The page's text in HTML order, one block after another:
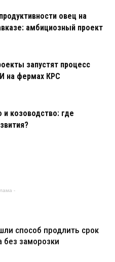
овец на
амбициозный проект
запустят процесс
на фермах КРС
и козоводство: где
-
способ продлить срок
без заморозки